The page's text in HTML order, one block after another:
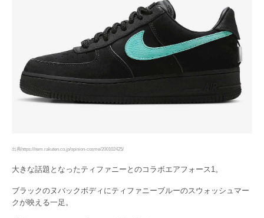
出典https://item.rakuten.co.jp/opinion-cosme/200102425/
大きな話題となったティファニーとのコラボエアフォース1。
ブラックのヌバックボディにティファニーブルーのスウォッシュマー
クが映える一足。